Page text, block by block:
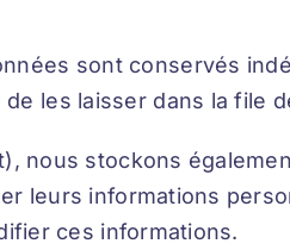
sont conservés
les laisser dans la file
nous stockons
leurs informations
ces informations.